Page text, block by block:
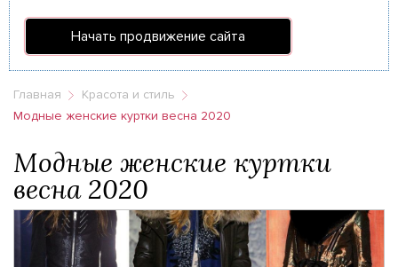
Начать продвижение сайта
Главная
Красота и стиль
Модные женские куртки весна 2020
Модные женские куртки
весна 2020